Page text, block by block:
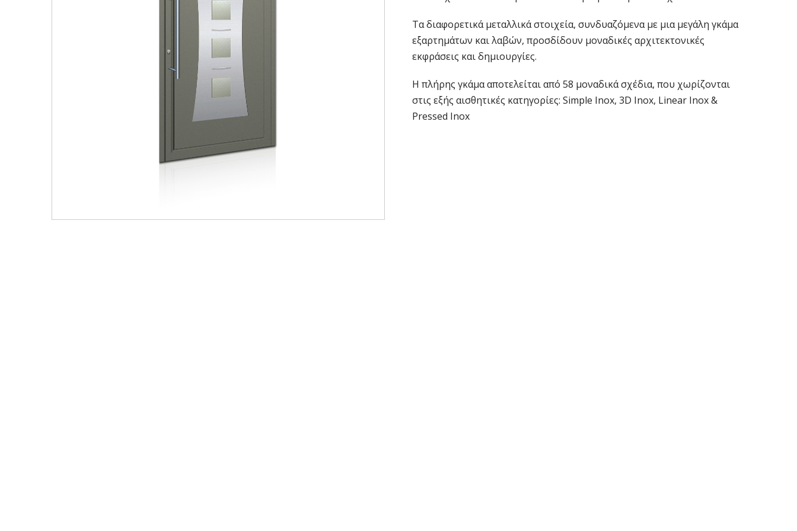
Τα διαφορετικά μεταλλικά στοιχεία, συνδυαζόμενα με μια μεγάλη γκάμα
εξαρτημάτων και λαβών, προσδίδουν μοναδικές αρχιτεκτονικές
εκφράσεις και δημιουργίες.
Η πλήρης γκάμα αποτελείται από 58 μοναδικά σχέδια, που χωρίζονται
στις εξής αισθητικές κατηγορίες: Simple Inox, 3D Inox, Linear Inox &
Pressed Inox